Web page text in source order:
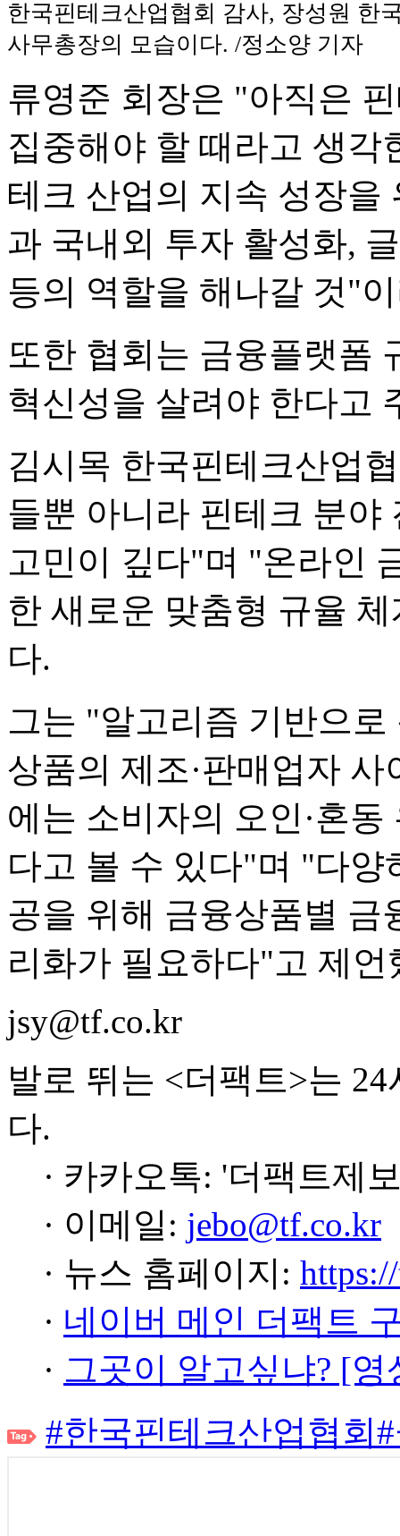
한국핀테크산업협회 감사, 장성원 한
사무총장의 모습이다. /정소양 기자
류영준 회장은 "아직은
집중해야 할 때라고 생
테크 산업의 지속 성장을
과 국내외 투자 활성화,
등의 역할을 해나갈 것"
또한 협회는 금융플랫폼
혁신성을 살려야 한다고
김시목 한국핀테크산업
들뿐 아니라 핀테크 분야
고민이 깊다"며 "온라인
한 새로운 맞춤형 규율
다.
그는 "알고리즘 기반으
상품의 제조·판매업자
에는 소비자의 오인·혼
다고 볼 수 있다"며 "다
공을 위해 금융상품별 금
리화가 필요하다"고 제언
jsy@tf.co.kr
발로 뛰는 <더팩트>는
다.
· 카카오톡: '더팩트제
· 이메일: jebo@tf.co.kr
· 뉴스 홈페이지:
· 네이버 메인 더팩트
· 그곳이 알고싶냐? [
#한국핀테크산업협회